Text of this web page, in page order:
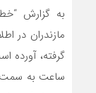
به گزارش
مازندران در
گرفته، آورده